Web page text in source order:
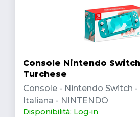
Console Nintendo
Turchese
Console - Nintendo Switch -
Italiana - NINTENDO
Disponibilità: Log-in